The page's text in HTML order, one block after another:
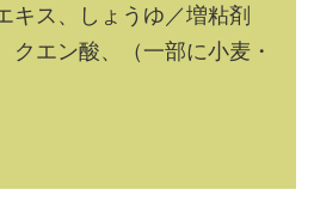
キス、しょうゆ／増粘剤
クエン酸、（一部に小麦・